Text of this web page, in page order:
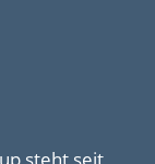
steht seit